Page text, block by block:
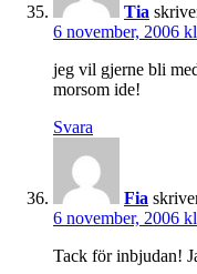
Tia
6 november, 2006
jeg vil gjerne bli
morsom ide!
Svara
Fia
6 november, 2006
Tack för inbjudan!